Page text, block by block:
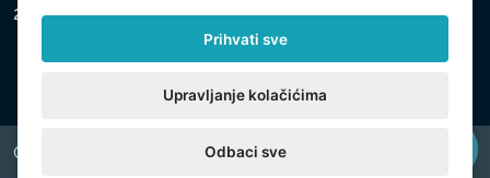
26150808, Poreski identifikacioni broj: CZ26150808.
Copyright © 2026 INTEX TRADING s.r.o. All rights reserved.
Prihvati sve
Upravljanje kolačićima
Odbaci sve